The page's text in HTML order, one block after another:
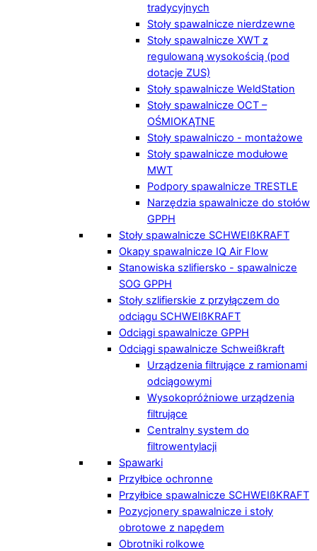
tradycyjnych
Stoły spawalnicze nierdzewne
Stoły spawalnicze XWT z
regulowaną wysokością (pod
dotacje ZUS)
Stoły spawalnicze WeldStation
Stoły spawalnicze OCT –
OŚMIOKĄTNE
Stoły spawalniczo - montażowe
Stoły spawalnicze modułowe
MWT
Podpory spawalnicze TRESTLE
Narzędzia spawalnicze do stołów
GPPH
Stoły spawalnicze SCHWEIßKRAFT
Okapy spawalnicze IQ Air Flow
Stanowiska szlifiersko - spawalnicze
SOG GPPH
Stoły szlifierskie z przyłączem do
odciągu SCHWEIßKRAFT
Odciągi spawalnicze GPPH
Odciągi spawalnicze Schweißkraft
Urządzenia filtrujące z ramionami
odciągowymi
Wysokopróżniowe urządzenia
filtrujące
Centralny system do
filtrowentylacji
Spawarki
Przyłbice ochronne
Przyłbice spawalnicze SCHWEIßKRAFT
Pozycjonery spawalnicze i stoły
obrotowe z napędem
Obrotniki rolkowe